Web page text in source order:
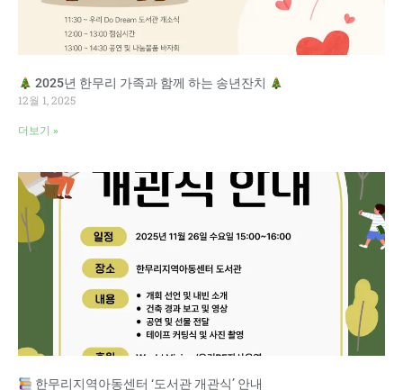
2025년 한무리 가족과 함께 하는 송년잔치
12월 1, 2025
더보기 »
한무리지역아동센터 ‘도서관 개관식’ 안내